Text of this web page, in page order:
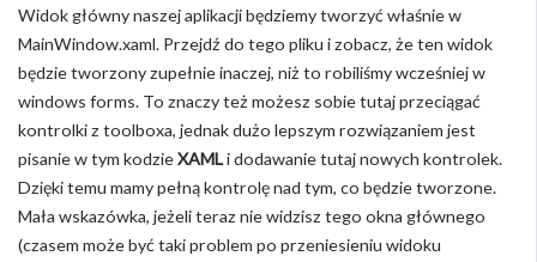
Widok główny naszej aplikacji będziemy tworzyć właśnie w
MainWindow.xaml. Przejdź do tego pliku i zobacz, że ten widok
będzie tworzony zupełnie inaczej, niż to robiliśmy wcześniej w
windows forms. To znaczy też możesz sobie tutaj przeciągać
kontrolki z toolboxa, jednak dużo lepszym rozwiązaniem jest
pisanie w tym kodzieXAMLi dodawanie tutaj nowych kontrolek.
Dzięki temu mamy pełną kontrolę nad tym, co będzie tworzone.
Mała wskazówka, jeżeli teraz nie widzisz tego okna głównego
(czasem może być taki problem po przeniesieniu widoku